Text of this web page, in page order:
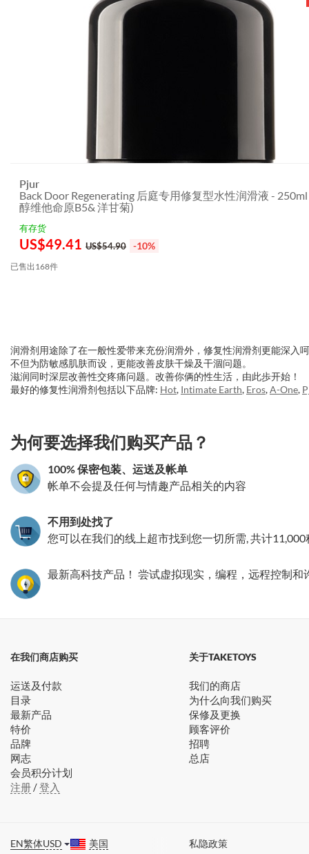
Pjur
Back Door Regenerating 后庭专用修复型水性润滑液 -
醇维他命原B5& 洋甘菊)
有存货
US$49.41 US$54.90 -10%
已售出168件
润滑剂用途除了在一般性爱带来充份润滑外，修复性润滑剂更能深入
不但为防敏感肌肤而设，更能改善皮肤干燥及干涸问题。
滋润同时深层改善性交疼痛问题。改善你俩的性生活，由此歩开始！
最好的修复性润滑剂包括以下品牌: Hot, Intimate Earth, Eros,A-One,
为何要选择我们购买产品？
100% 保密包装、运送及帐单
帐单不会提及任何与情趣产品相关的内容
不用到处找了
您可以在我们的线上超市找到您一切所需, 共计11,000
最新高科技产品！ 尝试虚拟现实，编程，远程控制
在我们商店购买
运送及付款
目录
最新产品
特价
品牌
网志
会员积分计划
注册/登入
关于TAKETOYS
我们的商店
为什么向我们购买
保修及更换
顾客评价
招聘
总店
EN繁体USD 美国 私隐政策